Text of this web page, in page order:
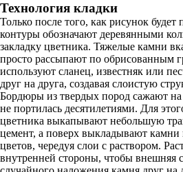
Технология кладки
Только после того, как рисунок будет
контуры обозначают деревянными
закладку цветника. Тяжелые камни
просто рассыпают по обрисованным
используют сланец, известняк или
друг на друга, создавая слоистую
Бордюры из твердых пород сажают на
не портилась десятилетиями. Для
цветника выкапывают небольшую
цемент, а поверх выкладывают
цветов, чередуя слои с раствором.
внутренней стороны, чтобы внешняя